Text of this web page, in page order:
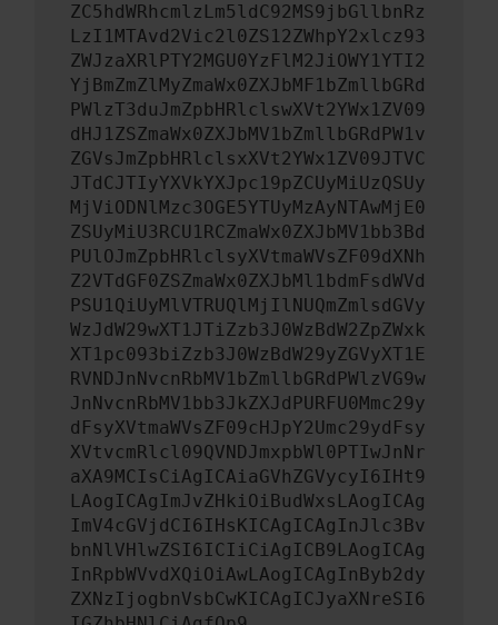
ZC5hdWRhcmlzLm5ldC92MS9jbGllbnRz
LzI1MTAvd2Vic2l0ZS12ZWhpY2xlcz93
ZWJzaXRlPTY2MGU0YzFlM2JiOWY1YTI2
YjBmZmZlMyZmaWx0ZXJbMF1bZmllbGRd
PWlzT3duJmZpbHRlclswXVt2YWx1ZV09
dHJ1ZSZmaWx0ZXJbMV1bZmllbGRdPW1v
ZGVsJmZpbHRlclsxXVt2YWx1ZV09JTVC
JTdCJTIyYXVkYXJpc19pZCUyMiUzQSUy
MjViODNlMzc3OGE5YTUyMzAyNTAwMjE0
ZSUyMiU3RCU1RCZmaWx0ZXJbMV1bb3Bd
PUlOJmZpbHRlclsyXVtmaWVsZF09dXNh
Z2VTdGF0ZSZmaWx0ZXJbMl1bdmFsdWVd
PSU1QiUyMlVTRUQlMjIlNUQmZmlsdGVy
WzJdW29wXT1JTiZzb3J0WzBdW2ZpZWxk
XT1pc093biZzb3J0WzBdW29yZGVyXT1E
RVNDJnNvcnRbMV1bZmllbGRdPWlzVG9w
JnNvcnRbMV1bb3JkZXJdPURFU0Mmc29y
dFsyXVtmaWVsZF09cHJpY2Umc29ydFsy
XVtvcmRlcl09QVNDJmxpbWl0PTIwJnNr
aXA9MCIsCiAgICAiaGVhZGVycyI6IHt9
LAogICAgImJvZHkiOiBudWxsLAogICAg
ImV4cGVjdCI6IHsKICAgICAgInJlc3Bv
bnNlVHlwZSI6ICIiCiAgICB9LAogICAg
InRpbWVvdXQiOiAwLAogICAgInByb2dy
ZXNzIjogbnVsbCwKICAgICJyaXNreSI6